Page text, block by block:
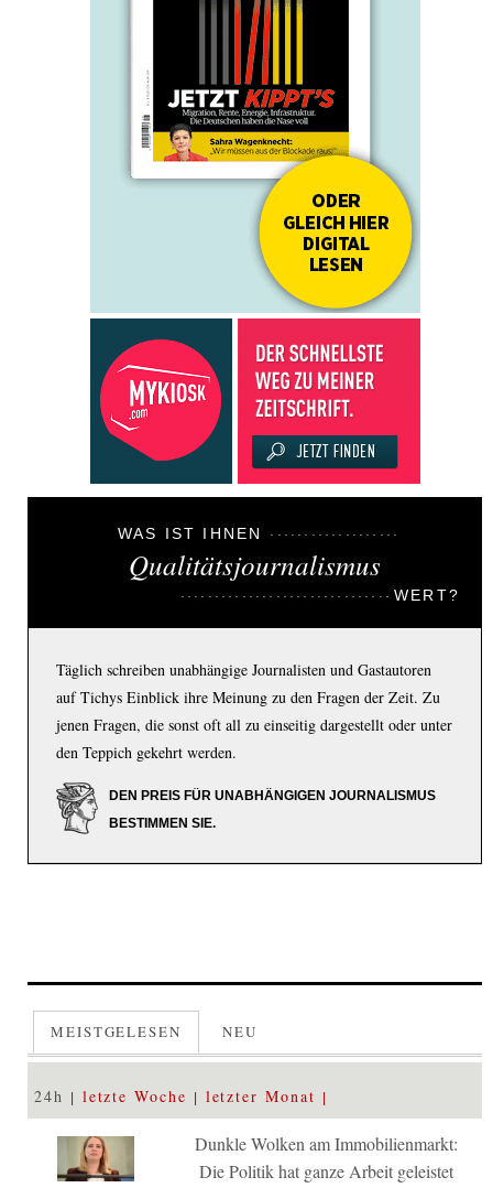
WAS IST IHNEN
Qualitätsjournalismus
WERT?
Täglich schreiben unabhängige Journalisten und Gastautoren
auf Tichys Einblick ihre Meinung zu den Fragen der Zeit. Zu
jenen Fragen, die sonst oft all zu einseitig dargestellt oder unter
den Teppich gekehrt werden.
DEN PREIS FÜR UNABHÄNGIGEN JOURNALISMUS
BESTIMMEN SIE.
MEISTGELESEN NEU
24h letzte Woche letzter Monat
Dunkle Wolken am Immobilienmarkt:
Die Politik hat ganze Arbeit geleistet